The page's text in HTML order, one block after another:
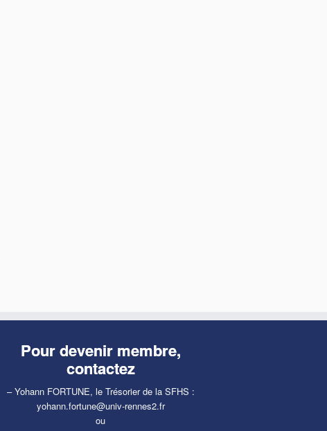
Pour devenir membre,
contactez
– Yohann FORTUNE, le Trésorier de la SFHS :
yohann.fortune@univ-rennes2.fr
ou